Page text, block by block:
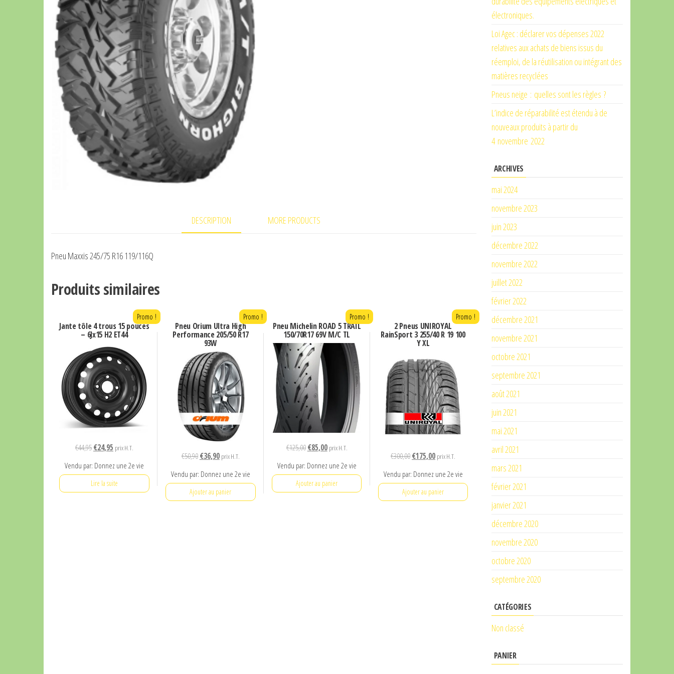
DESCRIPTION MORE PRODUCTS
Pneu Maxxis 245/75 R16 119/116Q
Produits similaires
Jante tôle 4 trous 15 pouces
– 6Jx15 H2 ET44
Promo !
€44,95Le
initial
était :
€44,95.
€24,95Le
actuel
est :
€24,95.
prix H.T.
Vendu par: Donnez une 2e vie
Lire la suite
Pneu Orium Ultra High
Performance 205/50 R17
93W
Promo !
€50,90Le
initial
était :
€50,90.
€36,90Le
actuel
est :
€36,90.
prix H.T.
Vendu par: Donnez une 2e vie
Ajouter au panier
Pneu Michelin ROAD 5 TRAIL
150/70R17 69V M/C TL
Promo !
€125,00 Le
initial
était :
€125,00.
€85,00Le
actuel
est :
€85,00.
prix H.T.
Vendu par: Donnez une 2e vie
Ajouter au panier
2 Pneus UNIROYAL
RainSport 3 255/40 R 19 100
Y XL
Promo !
€300,00Le
initial
était :
€300,00.
€175,00Le
actuel
est :
€175,00.
prix H.T.
Vendu par: Donnez une 2e vie
Ajouter au panier
électroniques.
Loi Agec : déclarer vos dépenses 2022
relatives aux achats de biens issus du
réemploi, de la réutilisation ou intégrant des
matières recyclées
Pneus neige : quelles sont les règles ?
L’indice de réparabilité est étendu à de
nouveaux produits à partir du
4 novembre 2022
ARCHIVES
mai 2024
novembre 2023
juin 2023
décembre 2022
novembre 2022
juillet 2022
février 2022
décembre 2021
novembre 2021
octobre 2021
septembre 2021
août 2021
juin 2021
mai 2021
avril 2021
mars 2021
février 2021
janvier 2021
décembre 2020
novembre 2020
octobre 2020
septembre 2020
CATÉGORIES
Non classé
PANIER